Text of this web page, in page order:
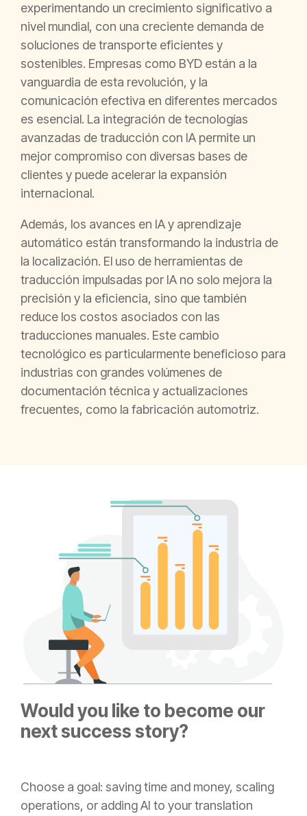
experimentando un crecimiento significativo a
nivel mundial, con una creciente demanda de
soluciones de transporte eficientes y
sostenibles. Empresas como BYD están a la
vanguardia de esta revolución, y la
comunicación efectiva en diferentes mercados
es esencial. La integración de tecnologías
avanzadas de traducción con IA permite un
mejor compromiso con diversas bases de
clientes y puede acelerar la expansión
internacional.
Además, los avances en IA y aprendizaje
automático están transformando la industria de
la localización. El uso de herramientas de
traducción impulsadas por IA no solo mejora la
precisión y la eficiencia, sino que también
reduce los costos asociados con las
traducciones manuales. Este cambio
tecnológico es particularmente beneficioso para
industrias con grandes volúmenes de
documentación técnica y actualizaciones
frecuentes, como la fabricación automotriz.
Would you like to become our
next success story?
Choose a goal: saving time and money, scaling
operations, or adding AI to your translation